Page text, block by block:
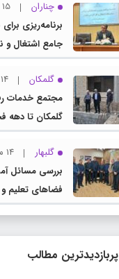
چناران
15 مرداد 1405
برنامه‌ریزی
جامع اشتغال و
چناران
گلمکان
14 مرداد 1405
مجتمع خدمات
گلمکان تا دهه
می‌رسد
گلبهار
14 مرداد 1405
بررسی مسائل
فضاهای تعلیم و
در نشست
پربازدیدترین مطالب